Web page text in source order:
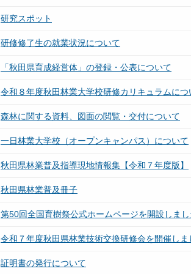
研究スポット
研修修了生の就業状況について
「秋田県育成経営体」の登録・公表について
令和８年度秋田林業大学校研修カリキュラムにつ
森林に関する資料、図面の閲覧・交付について
一日林業大学校（オープンキャンパス）について
秋田県林業普及指導現地情報集【令和７年度版】
秋田県林業普及冊子
第50回全国育樹祭公式ホームページを開設しまし
令和７年度秋田県林業技術交換研修会を開催しま
証明書の発行について